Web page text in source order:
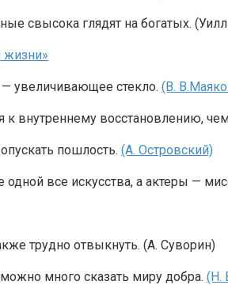
свысока глядят на богатых.
жизни»
увеличивающее стекло. (В.
к внутреннему восстановлению,
пошлость. (А. Островский)
одной все искусства, а актеры —
трудно отвыкнуть. (А. Суворин)
много сказать миру добра. (Н.